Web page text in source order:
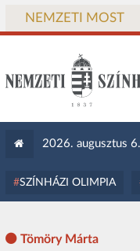
NEMZETI MOST
2026. augusztus
SZÍNHÁZI OLIMPIA
Tömöry Márta